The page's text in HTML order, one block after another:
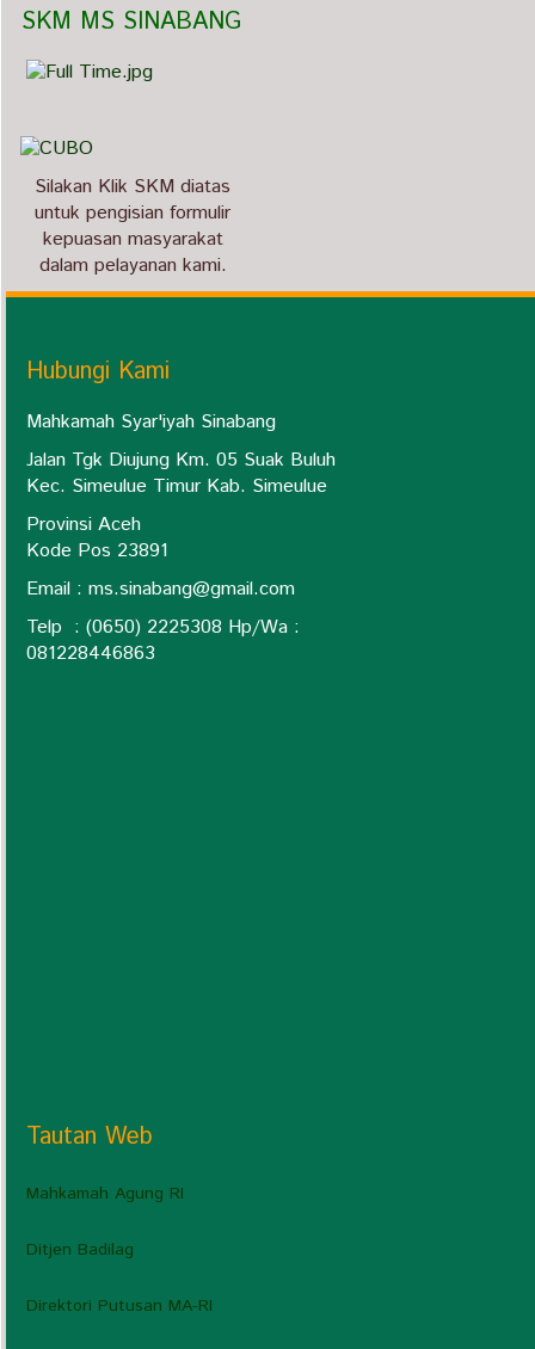
   SKM MS SINABANG
Silakan Klik SKM diatas
untuk pengisian formulir
kepuasan masyarakat
dalam pelayanan kami.
Hubungi Kami
Mahkamah Syar'iyah Sinabang
Jalan Tgk Diujung Km. 05 Suak Buluh
Kec. Simeulue Timur Kab. Simeulue
Provinsi Aceh
Kode Pos 23891
Email : ms.sinabang@gmail.com
Telp : (0650) 2225308 Hp/Wa :
081228446863
Tautan Web
Mahkamah Agung RI
Ditjen Badilag
Direktori Putusan MA-RI